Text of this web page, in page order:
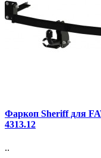
Фаркоп Sheriff для
4313.12
..